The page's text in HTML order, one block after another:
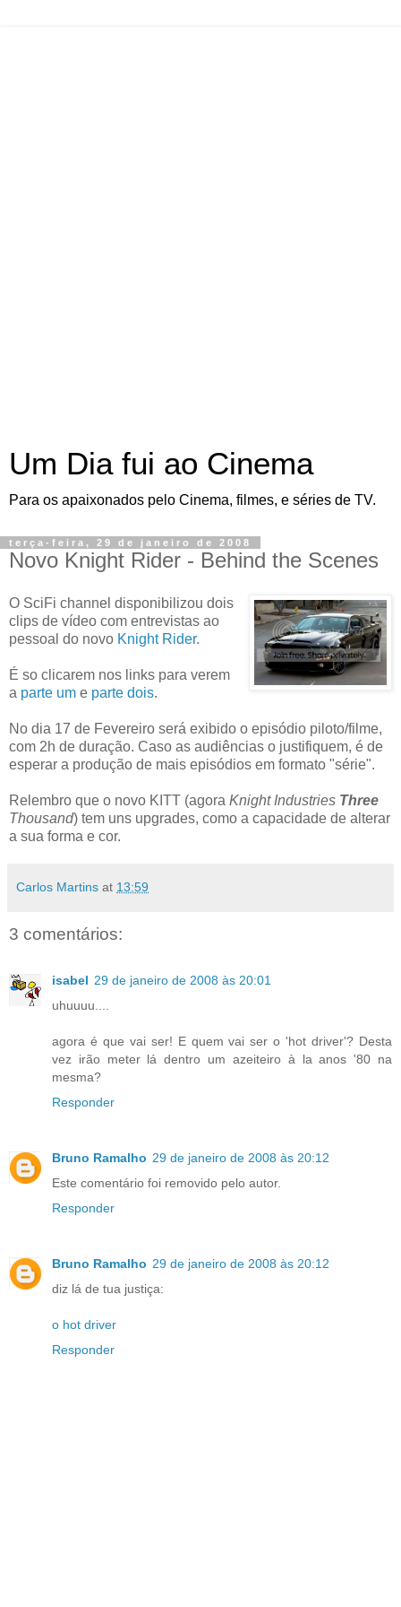
Um Dia fui ao Cinema
Para os apaixonados pelo Cinema, filmes, e séries de TV.
terça-feira, 29 de janeiro de 2008
Novo Knight Rider - Behind the Scenes
O SciFi channel disponibilizou dois
clips de vídeo com entrevistas ao
pessoal do novo Knight Rider.
É so clicarem nos links para verem
a parte um e parte dois.
No dia 17 de Fevereiro será exibido o episódio piloto/filme,
com 2h de duração. Caso as audiências o justifiquem, é de
esperar a produção de mais episódios em formato "série".
Relembro que o novo KITT (agora Knight Industries Three
Thousand) tem uns upgrades, como a capacidade de alterar
a sua forma e cor.
Carlos Martins at 13:59
3 comentários:
isabel 29 de janeiro de 2008 às 20:01
uhuuuu....
agora é que vai ser! E quem vai ser o 'hot driver'? Desta
vez irão meter lá dentro um azeiteiro à la anos '80 na
mesma?
Responder
Bruno Ramalho 29 de janeiro de 2008 às 20:12
Este comentário foi removido pelo autor.
Responder
Bruno Ramalho 29 de janeiro de 2008 às 20:12
diz lá de tua justiça:
o hot driver
Responder